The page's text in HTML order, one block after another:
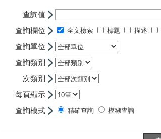
查詢值
查詢欄位 全文檢索 標題 描述
查詢單位
查詢類別
次類別
每頁顯示
查詢模式
精確查詢 模糊查詢